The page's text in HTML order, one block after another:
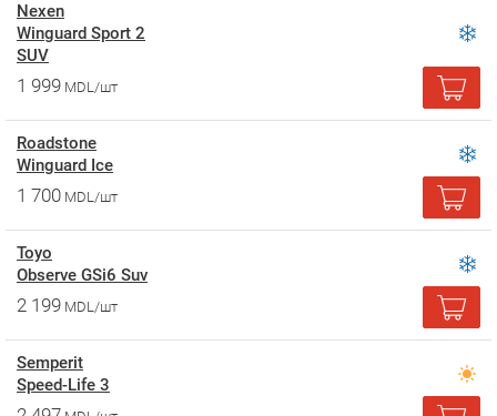
Nexen
Winguard Sport 2
SUV
1 999 MDL/шт
Roadstone
Winguard Ice
1 700 MDL/шт
Toyo
Observe GSi6 Suv
2 199 MDL/шт
Semperit
Speed-Life 3